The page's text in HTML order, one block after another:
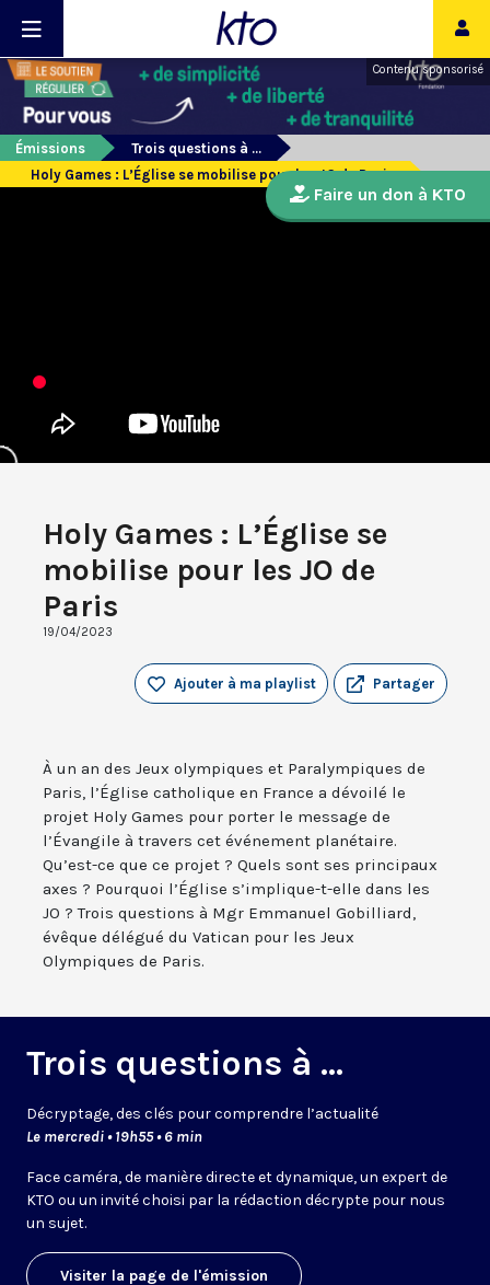
Contenu sponsorisé
Émissions
Trois questions à ...
Holy Games : L’Église se mobilise pour les JO de Paris
Holy Games : L’Église se
mobilise pour les JO de
Paris
19/04/2023
Partager
Ajouter à ma playlist
À un an des Jeux olympiques et Paralympiques de
Paris, l’Église catholique en France a dévoilé le
projet Holy Games pour porter le message de
l’Évangile à travers cet événement planétaire.
Qu’est-ce que ce projet ? Quels sont ses principaux
axes ? Pourquoi l’Église s’implique-t-elle dans les
JO ? Trois questions à Mgr Emmanuel Gobilliard,
évêque délégué du Vatican pour les Jeux
Olympiques de Paris.
Trois questions à ...
Décryptage, des clés pour comprendre l’actualité
Le mercredi • 19h55 • 6 min
Face caméra, de manière directe et dynamique, un expert de
KTO ou un invité choisi par la rédaction décrypte pour nous
un sujet.
Visiter la page de l'émission
Faire un don à KTO